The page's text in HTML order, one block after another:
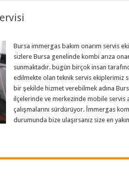
Bursa immergas bakım onarım servis
sizlere Bursa genelinde kombi arıza
sunmaktadır. bugün birçok insan
edilmekte olan teknik servis ekiplerimiz
bir şekilde hizmet verebilmek adına
ilçelerinde ve merkezinde mobile servis
çalışmalarını sürdürüyor. İmmergas
durumunda bize ulaşırsanız size en